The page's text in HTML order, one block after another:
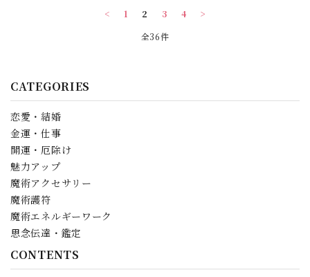
< 1 2 3 4
>
全36件
CATEGORIES
恋愛・結婚
金運・仕事
開運・厄除け
魅力アップ
魔術アクセサリー
魔術護符
魔術エネルギーワーク
思念伝達・鑑定
CONTENTS